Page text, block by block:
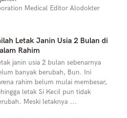
Medical Editor Alodokter
Letak Janin Usia 2 Bulan di
Rahim
janin usia 2 bulan sebenarnya
banyak berubah, Bun. Ini
rahim belum mulai membesar,
letak Si Kecil pun tidak
Meski letaknya ...